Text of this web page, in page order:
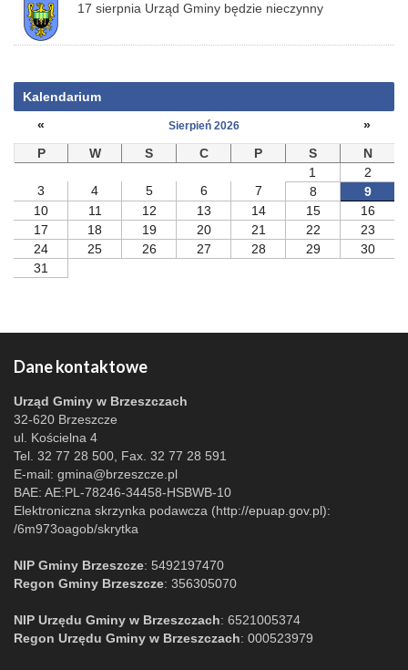
17 sierpnia Urząd Gminy będzie nieczynny
Kalendarium
«
Sierpień 2026
»
P
W S C P S
N
1
2
3
4 5 6 7 8
9
10
11 12 13 14 15
16
17
18 19 20 21 22
23
24
25 26 27 28 29
30
31
Dane kontaktowe
Urząd Gminy w Brzeszczach
32-620 Brzeszcze
ul. Kościelna 4
Tel. 32 77 28 500, Fax. 32 77 28 591
E-mail: gmina@brzeszcze.pl
BAE: AE:PL-78246-34458-HSBWB-10
Elektroniczna skrzynka podawcza (http://epuap.gov.pl):
/6m973oagob/skrytka
NIP Gminy Brzeszcze: 5492197470
Regon Gminy Brzeszcze: 356305070
NIP Urzędu Gminy w Brzeszczach: 6521005374
Regon Urzędu Gminy w Brzeszczach: 000523979